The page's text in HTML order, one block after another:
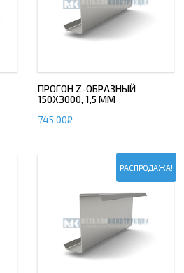
ПРОГОН Z-ОБРАЗНЫЙ
150Х3000, 1,5 ММ
745,00₽
РАСПРОДАЖА!